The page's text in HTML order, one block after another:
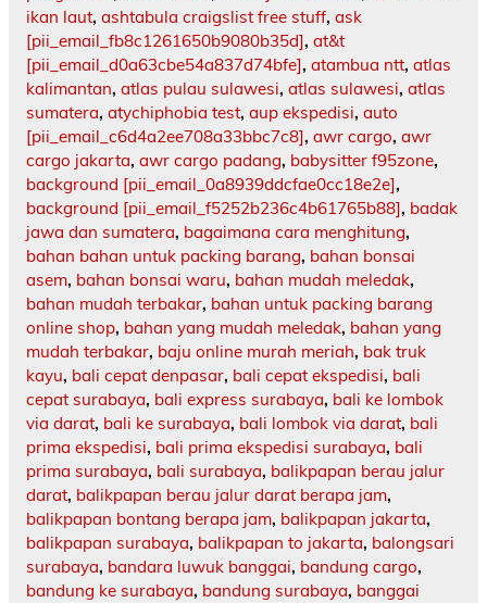
ikan laut, ashtabula craigslist free stuff, ask
[pii_email_fb8c1261650b9080b35d], at&t
[pii_email_d0a63cbe54a837d74bfe], atambua ntt, atlas
kalimantan, atlas pulau sulawesi, atlas sulawesi, atlas
sumatera, atychiphobia test, aup ekspedisi, auto
[pii_email_c6d4a2ee708a33bbc7c8], awr cargo, awr
cargo jakarta, awr cargo padang, babysitter f95zone,
background [pii_email_0a8939ddcfae0cc18e2e],
background [pii_email_f5252b236c4b61765b88], badak
jawa dan sumatera, bagaimana cara menghitung,
bahan bahan untuk packing barang, bahan bonsai
asem, bahan bonsai waru, bahan mudah meledak,
bahan mudah terbakar, bahan untuk packing barang
online shop, bahan yang mudah meledak, bahan yang
mudah terbakar, baju online murah meriah, bak truk
kayu, bali cepat denpasar, bali cepat ekspedisi, bali
cepat surabaya, bali express surabaya, bali ke lombok
via darat, bali ke surabaya, bali lombok via darat, bali
prima ekspedisi, bali prima ekspedisi surabaya, bali
prima surabaya, bali surabaya, balikpapan berau jalur
darat, balikpapan berau jalur darat berapa jam,
balikpapan bontang berapa jam, balikpapan jakarta,
balikpapan surabaya, balikpapan to jakarta, balongsari
surabaya, bandara luwuk banggai, bandung cargo,
bandung ke surabaya, bandung surabaya, banggai